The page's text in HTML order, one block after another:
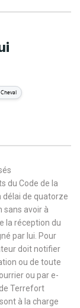
du Code de la
délai de quatorze
sans avoir à
la réception du
par lui. Pour
doit notifier
ou de toute
ou par e-
Terrefort
à la charge